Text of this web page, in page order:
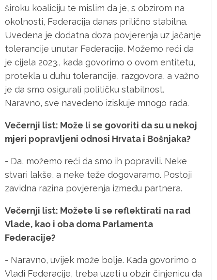
široku koaliciju te mislim da je, s obzirom na
okolnosti, Federacija danas prilično stabilna.
Uvedena je dodatna doza povjerenja uz jačanje
tolerancije unutar Federacije. Možemo reći da
je cijela 2023., kada govorimo o ovom entitetu,
protekla u duhu tolerancije, razgovora, a važno
je da smo osigurali političku stabilnost.
Naravno, sve navedeno iziskuje mnogo rada.
Večernji list: Može li se govoriti da su u nekoj
mjeri popravljeni odnosi Hrvata i Bošnjaka?
- Da, možemo reći da smo ih popravili. Neke
stvari lakše, a neke teže dogovaramo. Postoji
zavidna razina povjerenja između partnera.
Večernji list: Možete li se reflektirati na rad
Vlade, kao i oba doma Parlamenta
Federacije?
- Naravno, uvijek može bolje. Kada govorimo o
Vladi Federacije, treba uzeti u obzir činjenicu da